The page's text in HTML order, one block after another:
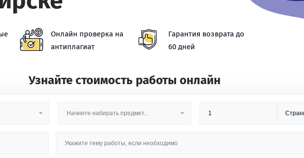
Онлайн проверка на
антиплагиат
Гарантия возврата до
60 дней
Узнайте стоимость работы онлайн